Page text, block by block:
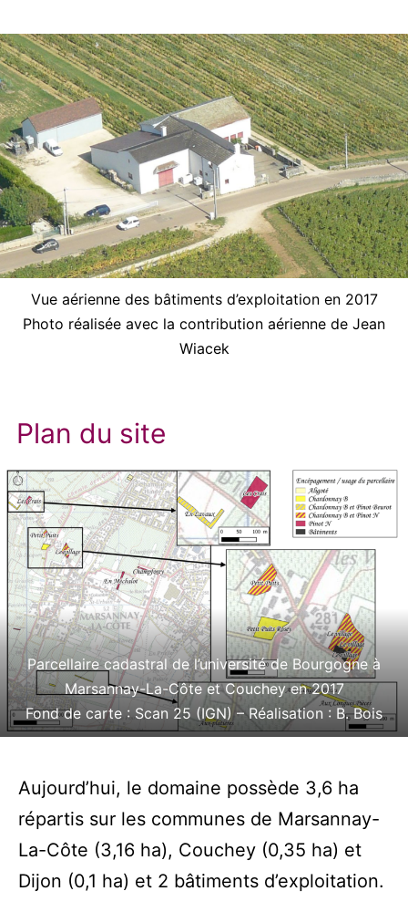
Vue aérienne des bâtiments d’exploitation en 2017
Photo réalisée avec la contribution aérienne de Jean
Wiacek
Plan du site
Parcellaire cadastral de l’université de Bourgogne à
Marsannay-La-Côte et Couchey en 2017
Fond de carte : Scan 25 (IGN) – Réalisation : B. Bois
Aujourd’hui, le domaine possède 3,6 ha
répartis sur les communes de Marsannay-
La-Côte (3,16 ha), Couchey (0,35 ha) et
Dijon (0,1 ha) et 2 bâtiments d’exploitation.